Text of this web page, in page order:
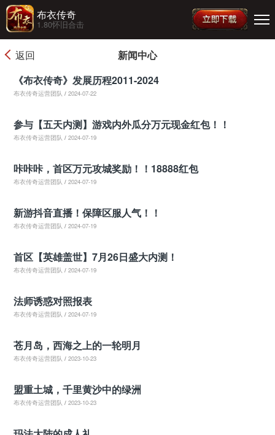
布衣传奇
1.80怀旧合击
返回
新闻中心
《布衣传奇》发展历程2011-2024
布衣传奇运营团队 / 2024-07-22
参与【五天内测】游戏内外瓜分万元现金红包！！
布衣传奇运营团队 / 2024-07-19
咔咔咔，首区万元攻城奖励！！18888红包
布衣传奇运营团队 / 2024-07-19
新游抖音直播！保障区服人气！！
布衣传奇运营团队 / 2024-07-19
首区【英雄盖世】7月26日盛大内测！
布衣传奇运营团队 / 2024-07-19
法师诱惑对照报表
布衣传奇运营团队 / 2024-07-19
苍月岛，西海之上的一轮明月
布衣传奇运营团队 / 2023-10-23
盟重土城，千里黄沙中的绿洲
布衣传奇运营团队 / 2023-10-23